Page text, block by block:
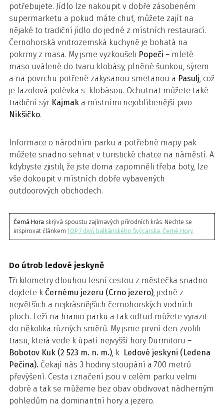
potřebujete. Jídlo lze nakoupit v dobře zásobeném
supermarketu a pokud máte chuť, můžete zajít na
nějaké to tradiční jídlo do jedné z místních restaurací.
Černohorská vnitrozemská kuchyně je bohatá na
pokrmy z masa. My jsme vyzkoušeli Popeči – mleté
maso uválené do tvaru klobásy, plněné šunkou, sýrem
a na povrchu potřené zakysanou smetanou a Pasulj, což
je fazolová polévka s klobásou. Ochutnat můžete také
tradiční sýr Kajmak a místními nejoblíbenější pivo
Nikšičko.
Informace o národním parku a potřebné mapy pak
můžete snadno sehnat v turistické chatce na náměstí. A
kdybyste zjistili, že jste doma zapomněli třeba boty, lze
vše dokoupit v místních dobře vybavených
outdoorových obchodech.
Černá Hora skrývá spoustu zajímavých přírodních krás. Nechte se
inspirovat článkemTOP 7 divů balkánského Švýcarska, Černé Hory.
Do útrob ledové jeskyně
Tři kilometry dlouhou lesní cestou z městečka snadno
dojdete k Černému jezeru (Crno jezero), jedné z
největších a nejkrásnějších černohorských vodních
ploch. Leží na hranici parku a tak odtud můžete vyrazit
do několika různých směrů. My jsme první den zvolili
trasu, která vede k úpatí nejvyšší hory Durmitoru –
Bobotov Kuk (2 523 m. n. m.), k Ledové jeskyni (Ledena
Pečina). Čekají nás 3 hodiny stoupání a 700 metrů
převýšení. Cesta i značení jsou v celém parku velmi
dobré a tak se můžeme bez obav obdivovat nádherným
pohledům na dominantní hory a jezero.